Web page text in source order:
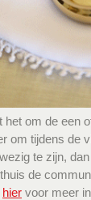
het om de een
om tijdens de
te zijn,
de
hier voor meer